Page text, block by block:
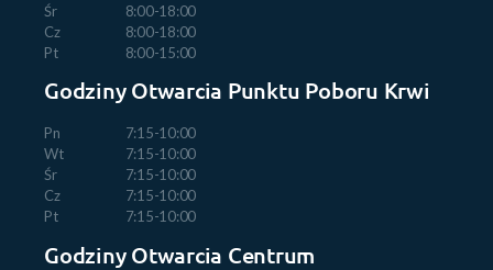
Śr
Cz
Pt
8:00-18:00
8:00-18:00
8:00-15:00
Godziny Otwarcia Punktu Poboru Krwi
Pn
Wt
Śr
Cz
Pt
7:15-10:00
7:15-10:00
7:15-10:00
7:15-10:00
7:15-10:00
Godziny Otwarcia Centrum